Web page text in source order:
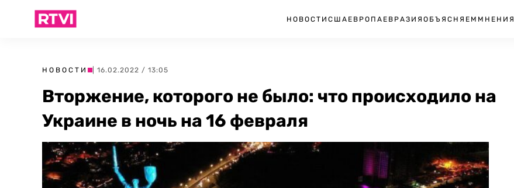
НОВОСТИ США ЕВРОПА ЕВРАЗИЯ ОБЪЯСНЯЕМ МНЕНИЯ
НОВОСТИ | 16.02.2022 / 13:05
Вторжение, которого не было: что происходило на
Украине в ночь на 16 февраля